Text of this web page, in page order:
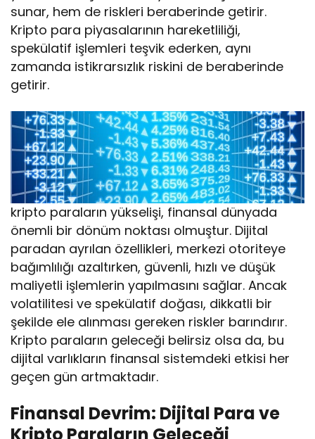
sunar, hem de riskleri beraberinde getirir.
Kripto para piyasalarının hareketliliği,
spekülatif işlemleri teşvik ederken, aynı
zamanda istikrarsızlık riskini de beraberinde
getirir.
kripto paraların yükselişi, finansal dünyada
önemli bir dönüm noktası olmuştur. Dijital
paradan ayrılan özellikleri, merkezi otoriteye
bağımlılığı azaltırken, güvenli, hızlı ve düşük
maliyetli işlemlerin yapılmasını sağlar. Ancak
volatilitesi ve spekülatif doğası, dikkatli bir
şekilde ele alınması gereken riskler barındırır.
Kripto paraların geleceği belirsiz olsa da, bu
dijital varlıkların finansal sistemdeki etkisi her
geçen gün artmaktadır.
Finansal Devrim: Dijital Para ve
Kripto Paraların Geleceği